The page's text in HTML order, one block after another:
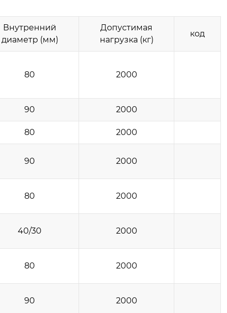
Внутренний
диаметр (мм)
Допустимая
нагрузка (кг)
код
80 2000
90 2000
80 2000
90 2000
80 2000
40/30 2000
80 2000
90 2000